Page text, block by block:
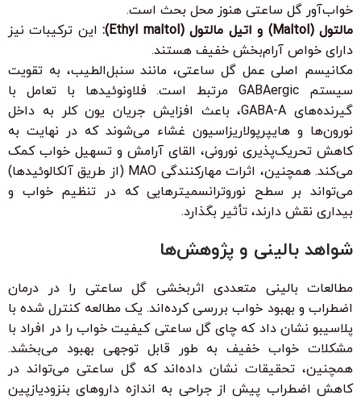
خواب‌آور گل ساعتی هنوز محل بحث است.
مالتول (Maltol) و اتیل مالتول (Ethyl maltol):
این ترکیبات نیز
دارای خواص آرام‌بخش خفیف هستند.
مکانیسم اصلی عمل گل ساعتی، مانند سنبل‌الطیب، به تقویت
سیستم GABAergic مرتبط است. فلاونوئیدها با تعامل با
گیرنده‌های GABA-A، باعث افزایش جریان یون کلر به داخل
نورون‌ها و هایپرپولاریزاسیون غشاء می‌شوند که در نهایت به
کاهش تحریک‌پذیری نورونی، القای آرامش و تسهیل خواب کمک
می‌کند. همچنین، اثرات مهارکنندگی MAO (از طریق آلکالوئیدها)
می‌تواند بر سطح نوروترانسمیترهایی که در تنظیم خواب و
بیداری نقش دارند، تأثیر بگذارد.
شواهد بالینی و پژوهش‌ها
مطالعات بالینی متعددی اثربخشی گل ساعتی را در درمان
اضطراب و بهبود خواب بررسی کرده‌اند. یک مطالعه کنترل شده با
پلاسیبو نشان داد که چای گل ساعتی کیفیت خواب را در افراد با
مشکلات خواب خفیف به طور قابل توجهی بهبود می‌بخشد.
همچنین، تحقیقات نشان داده‌اند که گل ساعتی می‌تواند در
کاهش اضطراب پیش از جراحی به اندازه داروهای بنزودیازپین